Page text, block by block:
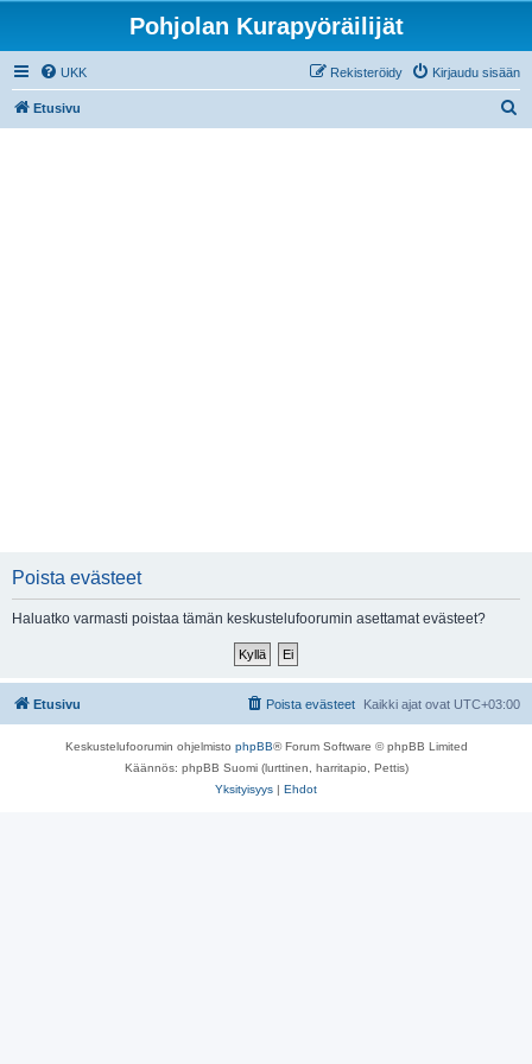
Pohjolan Kurapyöräilijät
UKK Kirjaudu sisään
Rekisteröidy
Etusivu
Poista evästeet
Haluatko varmasti poistaa tämän keskustelufoorumin asettamat evästeet?
Etusivu Kaikki ajat ovat UTC+03:00
Poista evästeet
Keskustelufoorumin ohjelmisto phpBB® Forum Software © phpBB Limited
Käännös: phpBB Suomi (lurttinen, harritapio, Pettis)
Yksityisyys | Ehdot